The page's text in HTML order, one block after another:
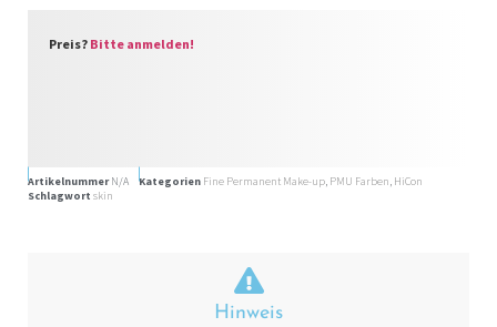
Preis? Bitte anmelden!
ArtikelnummerN/A Kategorien Fine Permanent Make-up, PMU Farben, HiCon
Schlagwort skin
Hinweis